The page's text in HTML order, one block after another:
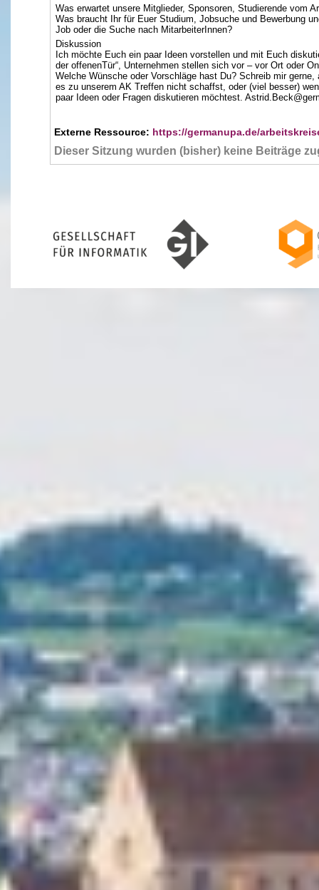
Was erwartet unsere Mitglieder, Sponsoren, Studierende vom
Was braucht Ihr für Euer Studium, Jobsuche und Bewerbung
Job oder die Suche nach MitarbeiterInnen?
Diskussion
Ich möchte Euch ein paar Ideen vorstellen und mit Euch
der offenenTür“, Unternehmen stellen sich vor – vor Ort oder
Welche Wünsche oder Vorschläge hast Du? Schreib mir gerne,
es zu unserem AK Treffen nicht schaffst, oder (viel besser)
paar Ideen oder Fragen diskutieren möchtest.
Externe Ressource: https://germanupa.de/
Dieser Sitzung wurden (bisher) keine Beiträge